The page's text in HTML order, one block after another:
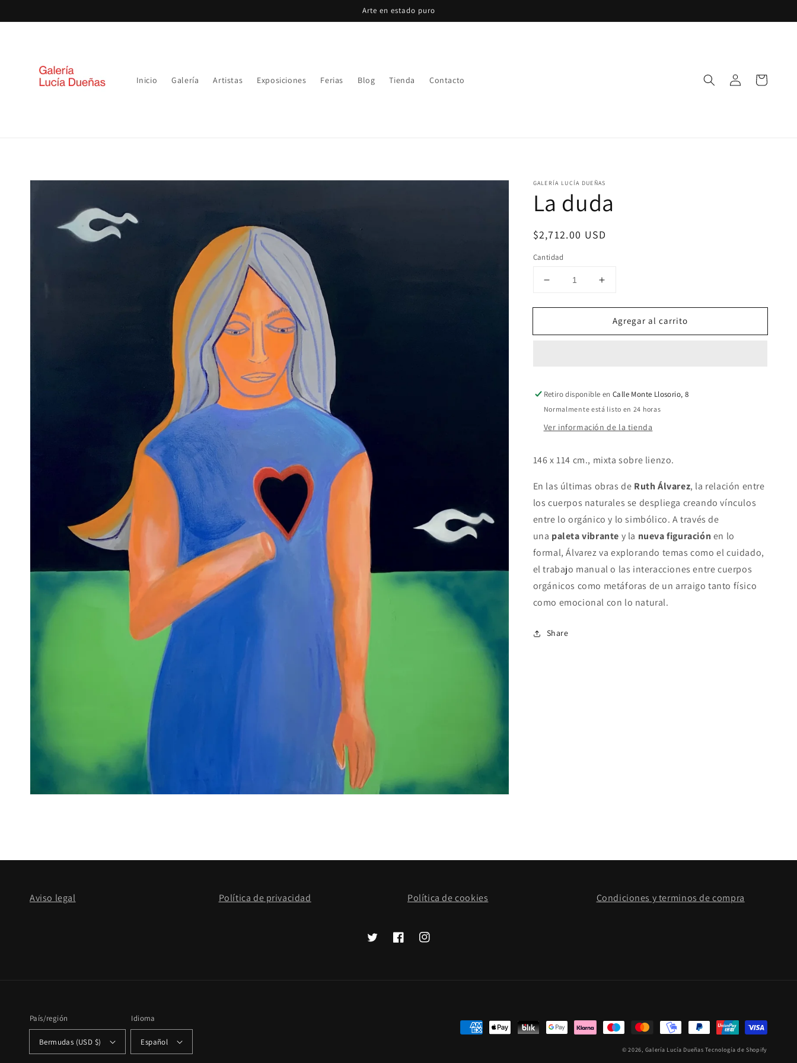
al contenido
Arte en estado puro
Inicio Galería Artistas Exposiciones Ferias Blog Tienda Contacto
sesión
Carrito
directamente
del producto
modal
GALERÍA LUCÍA DUEÑAS
La duda
Precio
habitual
$2,712.00 USD
Cantidad
Reducir
para
duda
Aumentar
para
La
duda
Agregar al carrito
Retiro disponible en Calle Monte Llosorio, 8
Normalmente está listo en 24 horas
Ver información de la tienda
146 x 114 cm., mixta sobre lienzo.
En las últimas obras de Ruth Álvarez, la relación entre
los cuerpos naturales se despliega creando vínculos
entre lo orgánico y lo simbólico. A través de
una paleta vibrante y la nueva figuración en lo
formal, Álvarez va explorando temas como el cuidado,
el trabajo manual o las interacciones entre cuerpos
orgánicos como metáforas de un arraigo tanto físico
como emocional con lo natural.
Share
Aviso legal Política de privacidad Política de cookies Condiciones y terminos de compra
TwitterFacebookInstagram
País/región
Bermudas (USD $)
Idioma
Español
Formas
© 2026, Galería Lucía Dueñas Tecnología de Shopify